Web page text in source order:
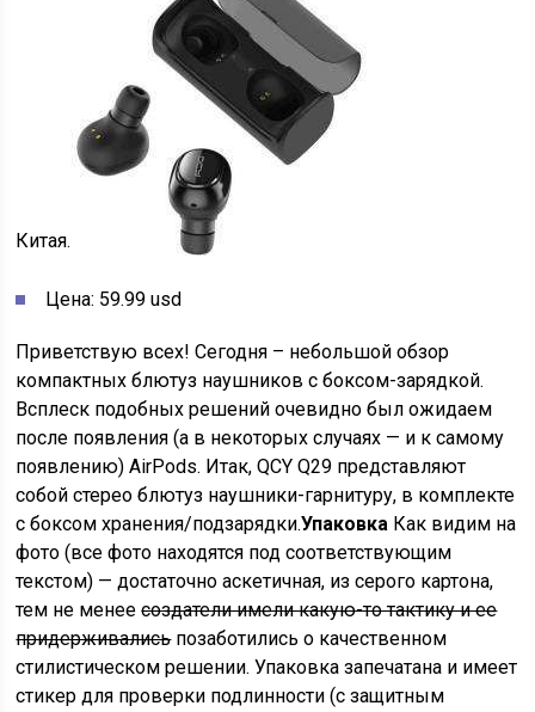
Китая.
Цена: 59.99 usd
Приветствую всех! Сегодня – небольшой обзор
компактных блютуз наушников с боксом-зарядкой.
Всплеск подобных решений очевидно был ожидаем
после появления (а в некоторых случаях — и к самому
появлению) AirPods. Итак, QCY Q29 представляют
собой стерео блютуз наушники-гарнитуру, в комплекте
с боксом хранения/подзарядки.Упаковка Как видим на
фото (все фото находятся под соответствующим
текстом) — достаточно аскетичная, из серого картона,
тем не менеесоздатели имели какую-то тактику и ее
придерживалисьпозаботились о качественном
стилистическом решении. Упаковка запечатана и имеет
стикер для проверки подлинности (с защитным